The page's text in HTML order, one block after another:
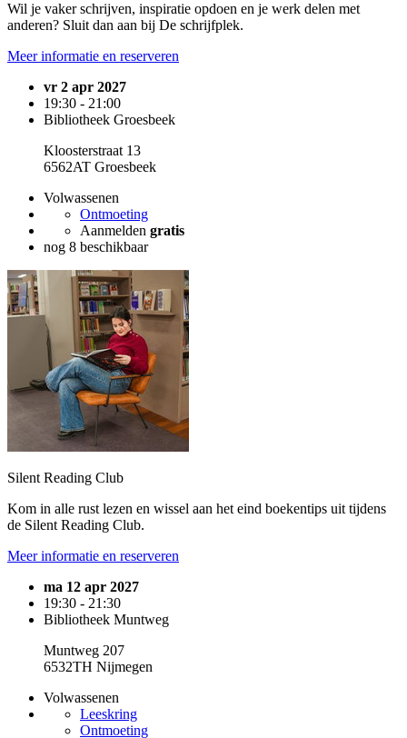
Wil je vaker schrijven, inspiratie opdoen en je werk delen met
anderen? Sluit dan aan bij De schrijfplek.
Meer informatie en reserveren
vr 2 apr 2027
19:30 - 21:00
Bibliotheek Groesbeek
Kloosterstraat 13
6562AT Groesbeek
Volwassenen
Ontmoeting
Aanmelden gratis
nog 8 beschikbaar
Silent Reading Club
Kom in alle rust lezen en wissel aan het eind boekentips uit tijdens
de Silent Reading Club.
Meer informatie en reserveren
ma 12 apr 2027
19:30 - 21:30
Bibliotheek Muntweg
Muntweg 207
6532TH Nijmegen
Volwassenen
Leeskring
Ontmoeting